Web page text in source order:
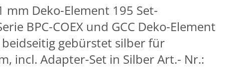
mm Deko-Element 195 Set-
BPC-COEX und GCC Deko-Element
beidseitig gebürstet silber für
incl. Adapter-Set in Silber Art.- Nr.: